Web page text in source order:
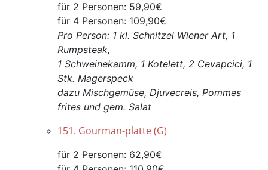
für 2 Personen: 59,90€
für 4 Personen: 109,90€
Pro Person: 1 kl. Schnitzel Wiener Art, 1
Rumpsteak,
1 Schweinekamm, 1 Kotelett, 2 Cevapcici, 1
Stk. Magerspeck
dazu Mischgemüse, Djuvecreis, Pommes
frites und gem. Salat
151. Gourman-platte (G)
für 2 Personen: 62,90€